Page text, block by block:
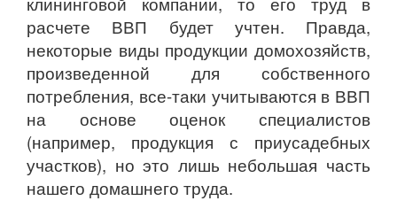
расчете ВВП будет учтен. Правда,
некоторые виды продукции домохозяйств,
произведенной для собственного
потребления, все-таки учитываются в ВВП
на основе оценок специалистов
(например, продукция с приусадебных
участков), но это лишь небольшая часть
нашего домашнего труда.